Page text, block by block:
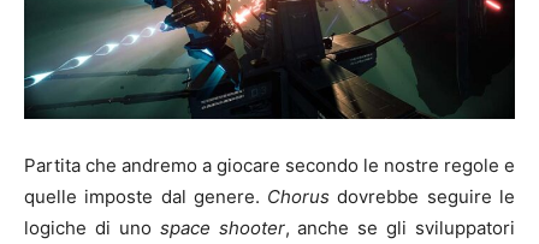
Partita che andremo a giocare secondo le nostre regole e
quelle imposte dal genere. Chorus dovrebbe seguire le
logiche di uno space shooter, anche se gli sviluppatori